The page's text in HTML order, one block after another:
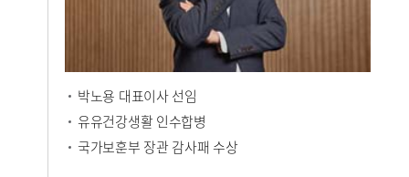
박노용 대표이사 선임
유유건강생활 인수합병
국가보훈부 장관 감사패 수상